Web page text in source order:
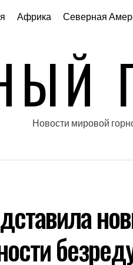
Африка Северная
Новости мировой